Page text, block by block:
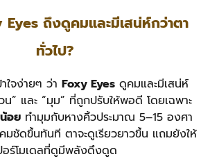
Eyes ถึงดูคมและมีเสน่ห์กว่าตา
ทั่วไป?
ใจง่ายๆ ว่า Foxy Eyes ดูคมและมีเสน่ห์
น” และ “มุม” ที่ถูกปรับให้พอดี โดยเฉพาะ
อย ทำมุมกับหางคิ้วประมาณ 5–15 องศา
มชัดขึ้นทันที ตาจะดูเรียวยาวขึ้น แถมยังให้
ร์โมเดลที่ดูมีพลังดึงดูด